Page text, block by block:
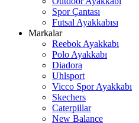
Spor Çantası
Futsal Ayakkabısı
Markalar
Reebok Ayakkabı
Polo Ayakkabı
Diadora
Uhlsport
Vicco Spor Ayakkabı
Skechers
Caterpillar
New Balance